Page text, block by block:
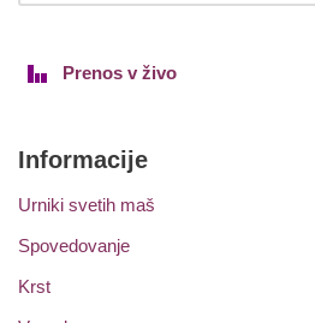
Prenos v živo
Informacije
Urniki svetih maš
Spovedovanje
Krst